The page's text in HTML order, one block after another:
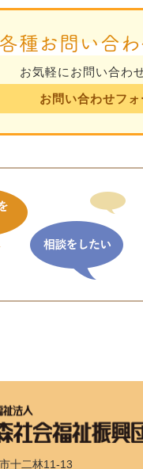
種お問い合わ
お気軽にお問い合わ
お問い合わせフォ
十二林11-13